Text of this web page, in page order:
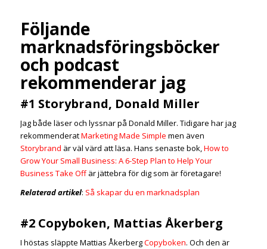
Följande
marknadsföringsböcker
och podcast
rekommenderar jag
#1 Storybrand, Donald Miller
Jag både läser och lyssnar på Donald Miller. Tidigare har jag
rekommenderatMarketing Made Simple men även
Storybrand är väl värd att läsa. Hans senaste bok,How to
Grow Your Small Business: A 6-Step Plan to Help Your
Business Take Offär jättebra för dig som är företagare!
Relaterad artikel: Så skapar du en marknadsplan
#2 Copyboken, Mattias Åkerberg
I höstas släppte Mattias ÅkerbergCopyboken. Och den är